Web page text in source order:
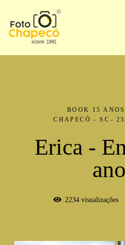
BOOK 15
CHAPECÓ - SC
Erica -
2234 visualizações